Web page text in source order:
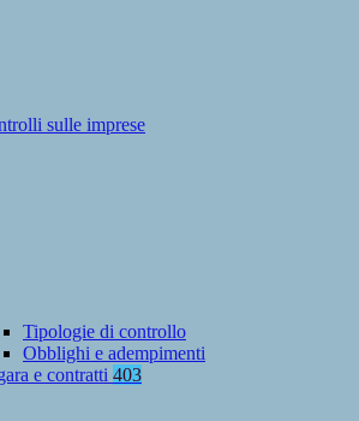
sulle imprese
Tipologie di controllo
Obblighi e adempimenti
e contratti 403